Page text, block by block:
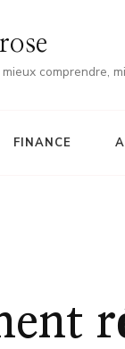
comprendre,
FINANCE